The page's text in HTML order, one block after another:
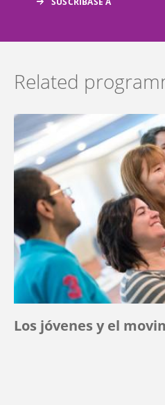
Related
Los jóvenes y el